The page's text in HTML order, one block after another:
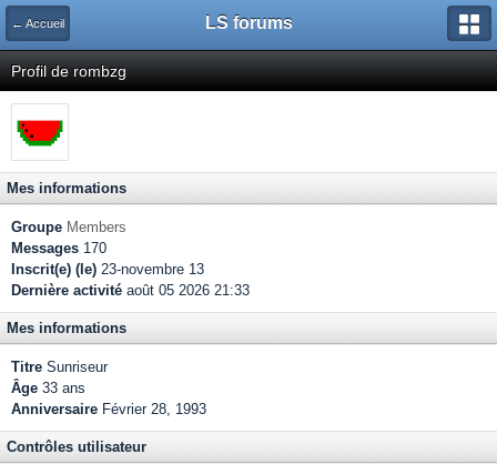
← Accueil LS forums
Profil de rombzg
Mes informations
Groupe Members
Messages 170
Inscrit(e) (le) 23-novembre 13
Dernière activité août 05 2026 21:33
Mes informations
Titre Sunriseur
Âge 33 ans
Anniversaire Février 28, 1993
Contrôles utilisateur